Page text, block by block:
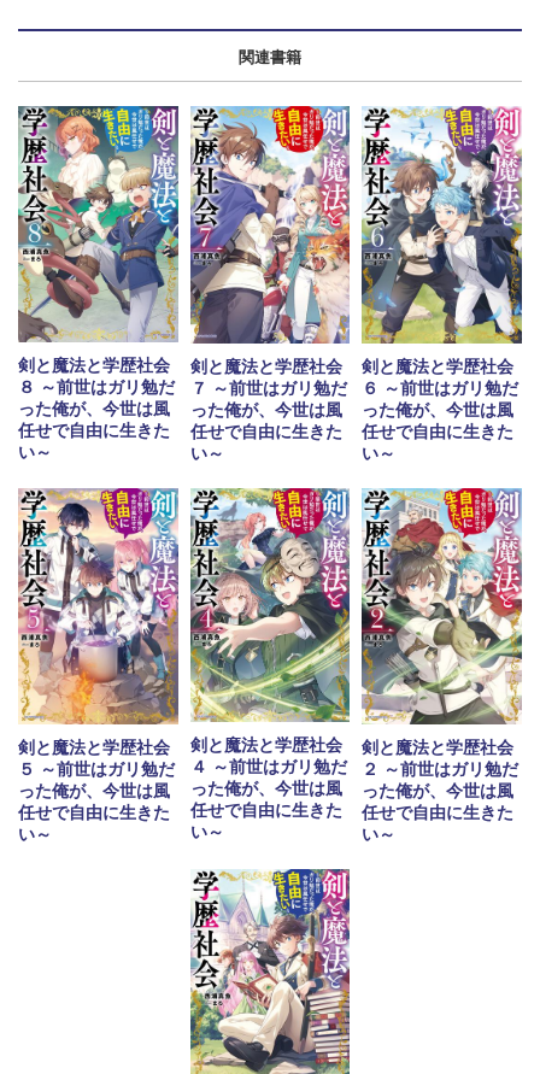
関連書籍
剣と魔法と学歴社会
８ ～前世はガリ勉だ
った俺が、今世は風
任せで自由に生きた
い～
剣と魔法と学歴社会
７ ～前世はガリ勉だ
った俺が、今世は風
任せで自由に生きた
い～
剣と魔法と学歴社会
６ ～前世はガリ勉だ
った俺が、今世は風
任せで自由に生きた
い～
剣と魔法と学歴社会
５ ～前世はガリ勉だ
った俺が、今世は風
任せで自由に生きた
い～
剣と魔法と学歴社会
４ ～前世はガリ勉だ
った俺が、今世は風
任せで自由に生きた
い～
剣と魔法と学歴社会
２ ～前世はガリ勉だ
った俺が、今世は風
任せで自由に生きた
い～